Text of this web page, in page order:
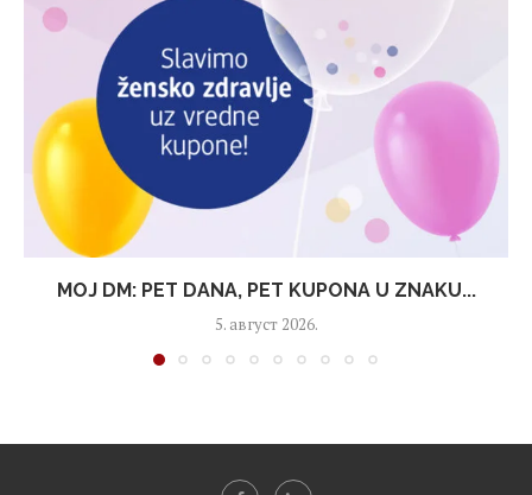
MOJ DM: PET DANA, PET KUPONA U ZNAKU...
5. август 2026.